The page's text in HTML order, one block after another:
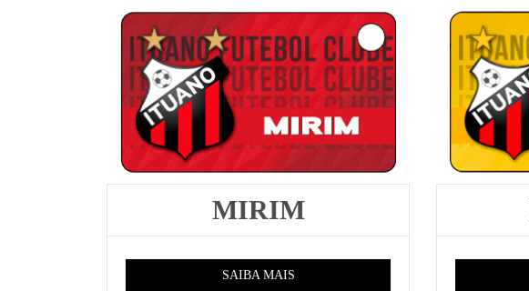
MIRIM
SAIBA MAIS